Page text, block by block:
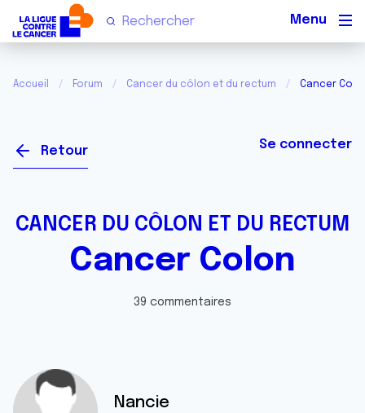
Accueil Forum Cancer du côlon et du rectum Cancer
Retour Se connecter
CANCER DU CÔLON ET DU RECTUM
Cancer Colon
39 commentaires
Nancie